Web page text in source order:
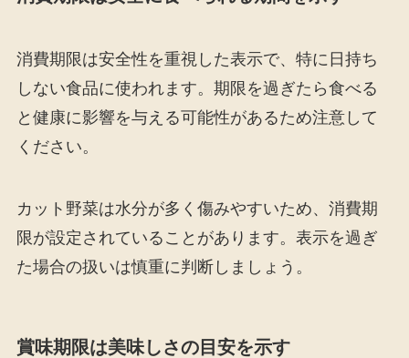
消費期限は安全性を重視した表示で、特に日持ち
しない食品に使われます。期限を過ぎたら食べる
と健康に影響を与える可能性があるため注意して
ください。
カット野菜は水分が多く傷みやすいため、消費期
限が設定されていることがあります。表示を過ぎ
た場合の扱いは慎重に判断しましょう。
賞味期限は美味しさの目安を示す